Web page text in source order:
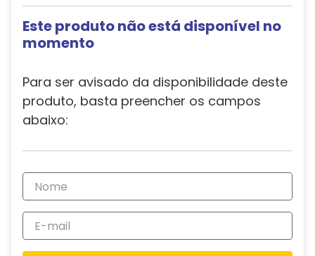
Este produto não está disponível no
momento
Para ser avisado da disponibilidade deste
produto, basta preencher os campos
abaixo: